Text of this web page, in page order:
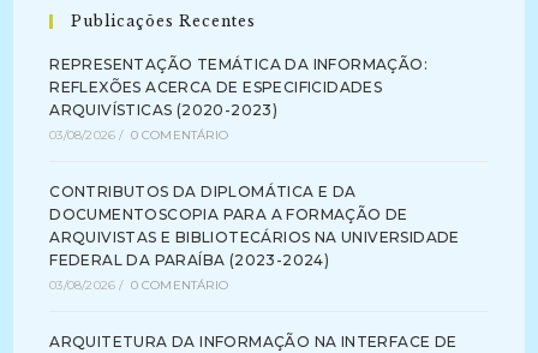
Publicações Recentes
REPRESENTAÇÃO TEMÁTICA DA INFORMAÇÃO:
REFLEXÕES ACERCA DE ESPECIFICIDADES
ARQUIVÍSTICAS (2020-2023)
03/08/2026 / 0 COMENTÁRIO
CONTRIBUTOS DA DIPLOMÁTICA E DA
DOCUMENTOSCOPIA PARA A FORMAÇÃO DE
ARQUIVISTAS E BIBLIOTECÁRIOS NA UNIVERSIDADE
FEDERAL DA PARAÍBA (2023-2024)
03/08/2026 / 0 COMENTÁRIO
ARQUITETURA DA INFORMAÇÃO NA INTERFACE DE